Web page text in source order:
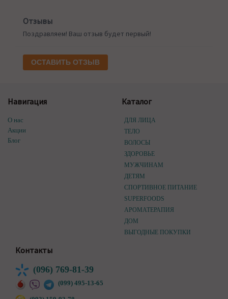
Отзывы
Поздравляем! Ваш отзыв будет первый!
ОСТАВИТЬ ОТЗЫВ
Навигация
О нас
Акции
Блог
Каталог
ДЛЯ ЛИЦА
ТЕЛО
ВОЛОСЫ
ЗДОРОВЬЕ
МУЖЧИНАМ
ДЕТЯМ
СПОРТИВНОЕ ПИТАНИЕ
SUPERFOODS
АРОМАТЕРАПИЯ
ДОМ
ВЫГОДНЫЕ ПОКУПКИ
Контакты
(096) 769-81-39
(099) 495-13-65